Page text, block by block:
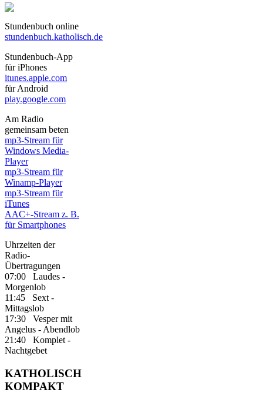
Stundenbuch online
stundenbuch.katholisch.de
Stundenbuch-App
für iPhones
itunes.apple.com
für Android
play.google.com
Am Radio
gemeinsam beten
mp3-Stream für
Windows Media-
Player
mp3-Stream für
Winamp-Player
mp3-Stream für
iTunes
AAC+-Stream z. B.
für Smartphones
Uhrzeiten der
Radio-
Übertragungen
07:00 Laudes -
Morgenlob
11:45 Sext -
Mittagslob
17:30 Vesper mit
Angelus - Abendlob
21:40 Komplet -
Nachtgebet
KATHOLISCH
KOMPAKT